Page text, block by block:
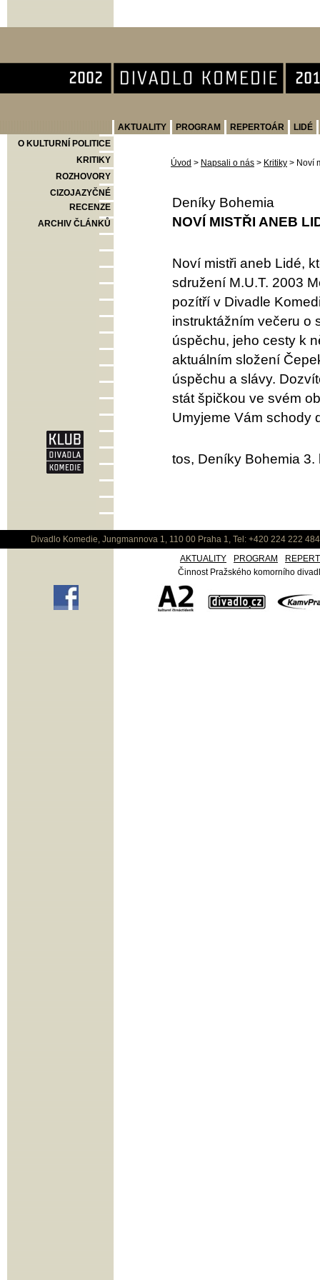
AKTUALITY PROGRAM REPERTOÁR
LIDÉ
O KULTURNÍ POLITICE
KRITIKY
ROZHOVORY
CIZOJAZYČNÉ
RECENZE
ARCHIV ČLÁNKŮ
Úvod > Napsali o nás > Kritiky > Noví
Deníky Bohemia
NOVÍ MISTŘI ANEB
Noví mistři aneb Lidé,
sdružení M.U.T. 2003
pozítří v Divadle
instruktážním večeru o
úspěchu, jeho cesty k
aktuálním složení
úspěchu a slávy.
stát špičkou ve svém
Umyjeme Vám schody
tos, Deníky Bohemia 3.
Divadlo Komedie, Jungmannova 1, 110 00 Praha 1, Tel: +420 224 222
AKTUALITY
PROGRAM
Činnost Pražského komorního